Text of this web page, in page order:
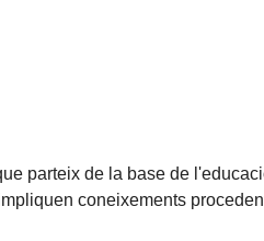
parteix de la base de
coneixements